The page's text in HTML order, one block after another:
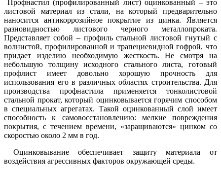
Профнастил (профилированный лист) оцинкованный – это
листовой материал из стали, на который предварительно
наносится антикоррозийное покрытие из цинка. Является
разновидностью листового черного металлопроката.
Представляет собой – профиль стальной листовой гнутый с
волнистой, профилированной и трапециевидной гофрой, что
придает изделию необходимую жесткость. Не смотря на
небольшую толщину исходного стального листа, готовый
профлист имеет довольно хорошую прочность для
использования его в различных областях строительства. Для
производства профнастила применяется тонколистовой
стальной прокат, который оцинковывается горячим способом
в специальных агрегатах. Такой оцинкованный слой имеет
способность к самовосстановлению: мелкие повреждения
покрытия, с течением времени, «заращиваются» цинком со
скоростью около 2 мм в год.
Оцинковывание обеспечивает защиту материала от
воздействия агрессивных факторов окружающей среды.